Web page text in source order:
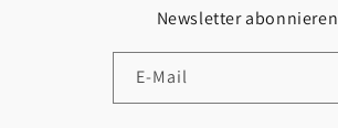
Newsletter abonnieren
E-Mail